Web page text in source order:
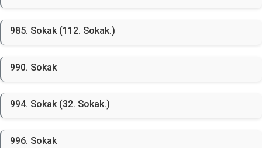
985. Sokak (112. Sokak.)
990. Sokak
994. Sokak (32. Sokak.)
996. Sokak